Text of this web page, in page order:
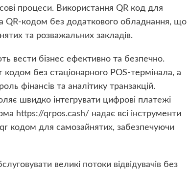
процеси. Використання QR код для
QR-кодом без додаткового обладнання, що
та розважальних закладів.
вести бізнес ефективно та безпечно.
без стаціонарного POS-термінала, а
фінансів та аналітику транзакцій.
швидко інтегрувати цифрові платежі
https://qrpos.cash/ надає всі інструменти
кодом для самозайнятих, забезпечуючи
великі потоки відвідувачів без